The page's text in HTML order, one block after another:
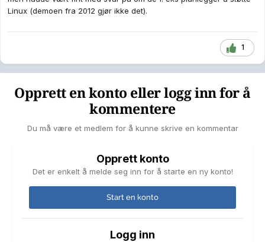
Linux (demoen fra 2012 gjør ikke det).
1
Opprett en konto eller logg inn for å
kommentere
Du må være et medlem for å kunne skrive en kommentar
Opprett konto
Det er enkelt å melde seg inn for å starte en ny konto!
Start en konto
Logg inn